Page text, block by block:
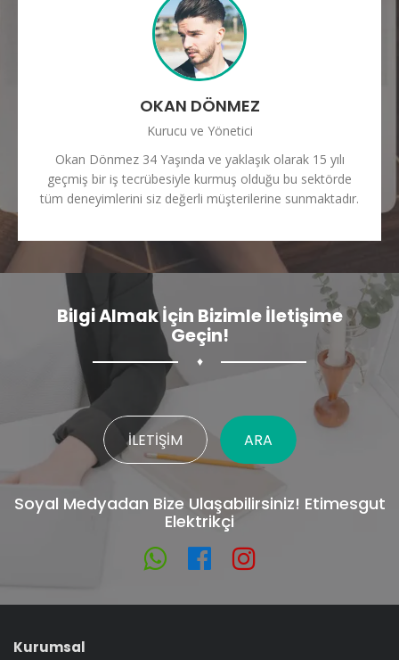
OKAN DÖNMEZ
Kurucu ve Yönetici
Okan Dönmez 34 Yaşında ve yaklaşık olarak 15 yılı
geçmiş bir iş tecrübesiyle kurmuş olduğu bu sektörde
tüm deneyimlerini siz değerli müşterilerine sunmaktadır.
Bilgi Almak İçin Bizimle İletişime
Geçin!
♦
İLETIŞIM ARA
Soyal Medyadan Bize Ulaşabilirsiniz! Etimesgut
Elektrikçi
Kurumsal